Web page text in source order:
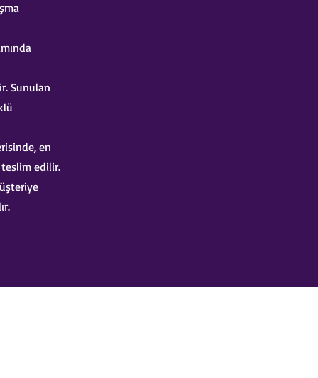
Sunulan
en
teslim edilir.